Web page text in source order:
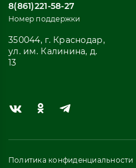
8(861)221-58-27
Номер поддержки
350044, г. Краснодар,
ул. им. Калинина, д.
13
Политика конфиденциальности